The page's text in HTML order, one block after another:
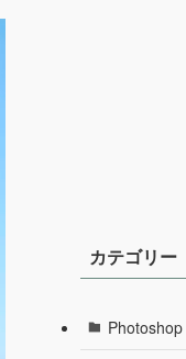
カテゴリー
Photoshop